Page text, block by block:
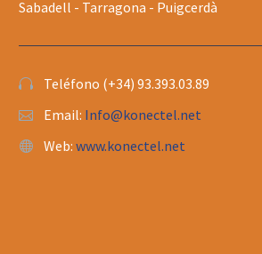
Sabadell - Tarragona - Puigcerdà
Teléfono (+34) 93.393.03.89
Email: Info@konectel.net
Web: www.konectel.net